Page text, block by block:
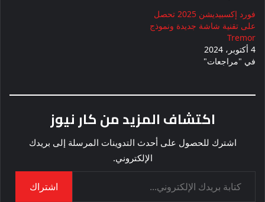
فورد إكسبيديشن 2025 تحصل
على تقنية شاشة جديدة ونموذج
Tremor
4 أكتوبر، 2024
في "مراجعات"
اكتشاف المزيد من كار نيوز
اشترك للحصول على أحدث التدوينات المرسلة إلى بريدك
الإلكتروني.
اشتراك